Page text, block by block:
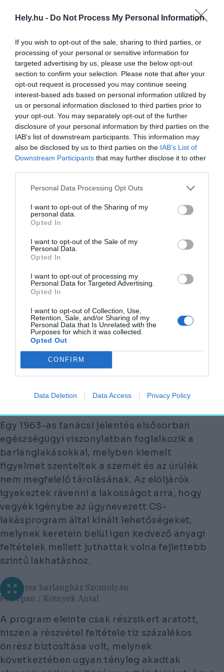
Hely.hu - Do Not Process My Personal Information
If you wish to opt-out of the sale, sharing to third parties, or
processing of your personal or sensitive information for
targeted advertising by us, please use the below opt-out
section to confirm your selection. Please note that after your
opt-out request is processed you may continue seeing
interest-based ads based on personal information utilized by
us or personal information disclosed to third parties prior to
your opt-out. You may separately opt-out of the further
disclosure of your personal information by third parties on the
IAB’s list of downstream participants. This information may
also be disclosed by us to third parties on the IAB’s List of
Downstream Participants that may further disclose it to other
Personal Data Processing Opt Outs
I want to opt-out of the Sharing of my
personal data.
Opted In
I want to opt-out of the Sale of my
Personal Data.
Opted In
I want to opt-out of processing my
Personal Data for Targeted Advertising.
Opted In
I want to opt-out of Collection, Use,
Retention, Sale, and/or Sharing of my
Personal Data that Is Unrelated with the
Purposes for which it was collected.
Opted Out
CONFIRM
Data Deletion Data Access Privacy Policy
párhuzamosan vagy tényleges barlanghoz
hasonlóan, arra merőlegesen is nyílhattak
emeletes barlanglakás is.
Változások egy barlanglakás berendezésében
1910 és 1971 között
Bakó Ferenc: Bükki barlanglakások (Borsodi
Kismonográfiák 3. Miskolc, 1977)
A berendezés rendszerint tükrözte a
szegényes életmódot: a már említett
kemence biztosította a meleget, míg az ágy
tehát asztalok, ládák, ágyak támasztották a
meszelt, ritkábban mázolt falakat, amelyek –
barlang révén – szabálytalanul kerültek
A BARLANGLAKÁSOKKAL
KAPCSOLATBAN MINDENKÉPPEN
ÉRDEMES MEGEMLÍTENI, HOGY NEMCSAK
A 30-AS ÉVEK ÁLTALÁNOS
SZEGÉNYSÉGÉRE JELLEMZŐEK, HANEM
MÉG AZ 1980-AS ÉVEKBEN IS VOLTAK
LAKÓIK.
Hajnáczy Tamás 2014-es tanulmánya például
a tibolddaróci barlanglakások
felszámolásának történetét idézi fel, mely
folyamat a 60-as évek középen kezdődött.
Egy 1963-as tanácsi jelentés elsősorban
egészségügyi viszonylatban foglalkozik a
barlanglakásokkal, melyben kiemelt
figyelmet szenteltek a szemét és az ürülék
nem megfelelő tárolásának. Az elöljárók
igyekeztek rávenni a lakosságot arra, hogy
vegyék igénybe az úgynevezett CS-
lakásprogram által kínált lehetőségeket,
melynek keretein belül igen kedvező anyagi
feltételek mellett juthattak volna fejlettebb
szintű lakhatáshoz.
Emeletes barlangház Szomolyán
Fortepan / Kotnyek Antal
A program eleinte csak részsikert aratott,
hiszen a részvétel feltétele tíz százalékos
önrész biztosítása volt, melynek
következtében ugyan tényleg akadtak